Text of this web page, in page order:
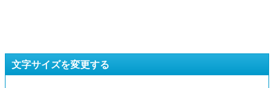
文字サイズを変更する